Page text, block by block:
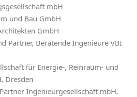
mbH
und Bau GmbH
GmbH
Partner, Beratende Ingenieure VBI
für Energie-, Reinraum- und
Dresden
Ingenieurgesellschaft mbH,